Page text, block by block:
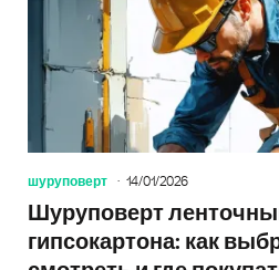
шуруповерт 14/01/2026
Шуруповерт
гипсокартона: как